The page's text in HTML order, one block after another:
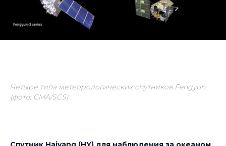
Четыре типа метеорологических спутников Fengyun.
(фото: CMA/SCS)